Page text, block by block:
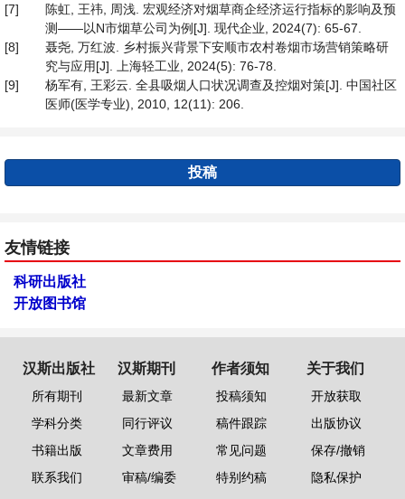
[7]
陈虹, 王祎, 周浅. 宏观经济对烟草商企经济运行指标的影响及预
测——以N市烟草公司为例[J]. 现代企业, 2024(7): 65-67.
[8]
聂尧, 万红波. 乡村振兴背景下安顺市农村卷烟市场营销策略研
究与应用[J]. 上海轻工业, 2024(5): 76-78.
[9]
杨军有, 王彩云. 全县吸烟人口状况调查及控烟对策[J]. 中国社区
医师(医学专业), 2010, 12(11): 206.
投稿
友情链接
科研出版社
开放图书馆
汉斯出版社
所有期刊
学科分类
书籍出版
联系我们
汉斯期刊
最新文章
同行评议
文章费用
审稿/编委
作者须知
投稿须知
稿件跟踪
常见问题
特别约稿
关于我们
开放获取
出版协议
保存/撤销
隐私保护